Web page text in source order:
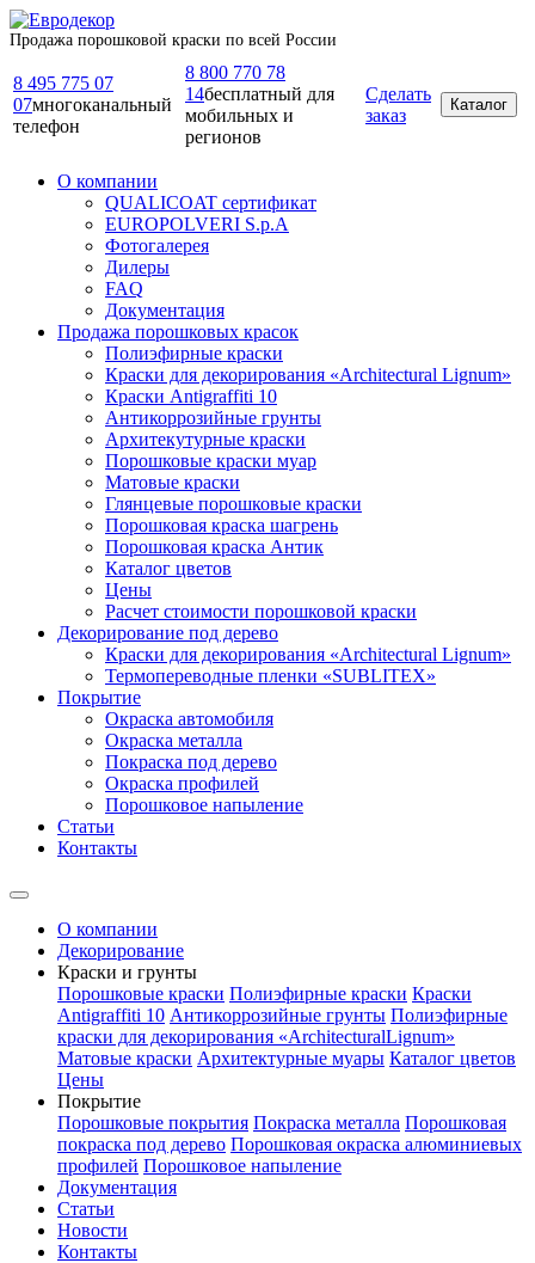
Продажа порошковой краски по всей России
8 495 775 07
07многоканальный
телефон
8 800 770 78
14бесплатный для
мобильных и
регионов
Сделать
заказ
Каталог
О компании
QUALICOAT сертификат
EUROPOLVERI S.p.A
Фотогалерея
Дилеры
FAQ
Документация
Продажа порошковых красок
Полиэфирные краски
Краски для декорирования «Architectural Lignum»
Краски Antigraffiti 10
Антикоррозийные грунты
Архитекутурные краски
Порошковые краски муар
Матовые краски
Глянцевые порошковые краски
Порошковая краска шагрень
Порошковая краска Антик
Каталог цветов
Цены
Расчет стоимости порошковой краски
Декорирование под дерево
Краски для декорирования «Architectural Lignum»
Термопереводные пленки «SUBLITEX»
Покрытие
Окраска автомобиля
Окраска металла
Покраска под дерево
Окраска профилей
Порошковое напыление
Статьи
Контакты
О компании
Декорирование
Краски и грунты
Порошковые краски Полиэфирные краски Краски
Antigraffiti 10 Антикоррозийные грунты Полиэфирные
краски для декорирования «ArchitecturalLignum»
Матовые краски Архитектурные муары Каталог цветов
Цены
Покрытие
Порошковые покрытия Покраска металла Порошковая
покраска под дерево Порошковая окраска алюминиевых
профилей Порошковое напыление
Документация
Статьи
Новости
Контакты